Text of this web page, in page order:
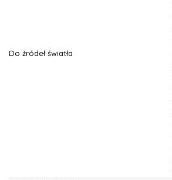
Do źródeł światła